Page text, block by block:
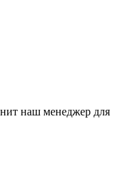
наш менеджер для